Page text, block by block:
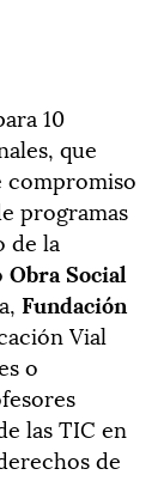
10
que
compromiso
programas
de la
Obra Social
Fundación
Vial
o
las TIC en
de